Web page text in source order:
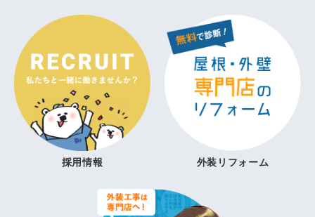
採用情報 外装リフォーム